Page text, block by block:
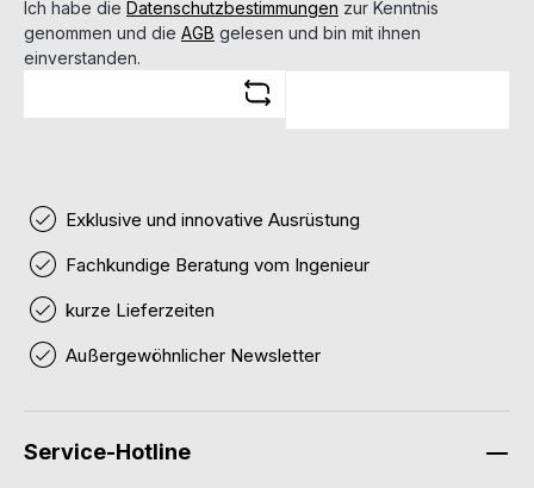
Ich habe die Datenschutzbestimmungen zur Kenntnis
genommen und die AGB gelesen und bin mit ihnen
einverstanden.
Exklusive und innovative Ausrüstung
Fachkundige Beratung vom Ingenieur
kurze Lieferzeiten
Außergewöhnlicher Newsletter
Service-Hotline